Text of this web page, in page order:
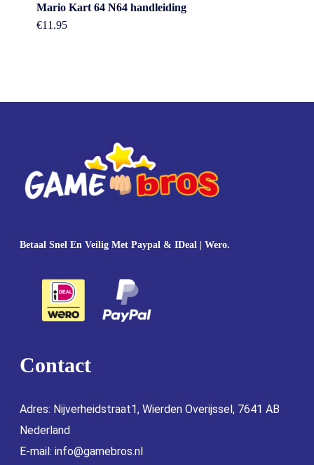
Mario Kart 64 N64 handleiding
€11.95
Betaal Snel En Veilig Met Paypal & IDeal | Wero.
Contact
Adres: Nijverheidstraat1, Wierden Overijssel, 7641 AB
Nederland
E-mail: info@gamebros.nl